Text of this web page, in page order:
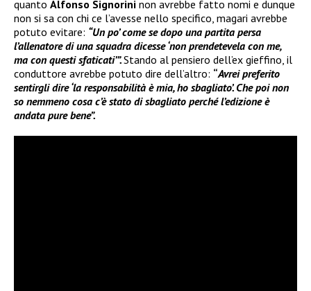
quanto Alfonso Signorini non avrebbe fatto nomi e dunque
non si sa con chi ce l’avesse nello specifico, magari avrebbe
potuto evitare: “Un po’ come se dopo una partita persa
l’allenatore di una squadra dicesse ‘non prendetevela con me,
ma con questi sfaticati’”.Stando al pensiero dell’ex gieffino, il
conduttore avrebbe potuto dire dell’altro: “Avrei preferito
sentirgli dire ‘la responsabilità è mia, ho sbagliato’. Che poi non
so nemmeno cosa c’è stato di sbagliato perché l’edizione è
andata pure bene”.